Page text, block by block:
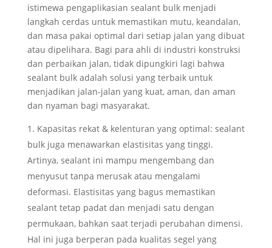
istimewa pengaplikasian sealant bulk menjadi
langkah cerdas untuk memastikan mutu, keandalan,
dan masa pakai optimal dari setiap jalan yang dibuat
atau dipelihara. Bagi para ahli di industri konstruksi
dan perbaikan jalan, tidak dipungkiri lagi bahwa
sealant bulk adalah solusi yang terbaik untuk
menjadikan jalan-jalan yang kuat, aman, dan aman
dan nyaman bagi masyarakat.
Kapasitas rekat & kelenturan yang optimal: sealant
bulk juga menawarkan elastisitas yang tinggi.
Artinya, sealant ini mampu mengembang dan
menyusut tanpa merusak atau mengalami
deformasi. Elastisitas yang bagus memastikan
sealant tetap padat dan menjadi satu dengan
permukaan, bahkan saat terjadi perubahan dimensi.
Hal ini juga berperan pada kualitas segel yang